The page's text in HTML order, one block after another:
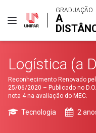
GRADUAÇÃO
A
Logística (a
Reconhecimento Renovado
25/06/2020 – Publicado no
nota 4 na avaliação do MEC.
Tecnologia 2